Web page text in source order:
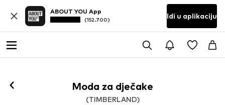
ABOUT YOU App
(152.700) Idi u aplikaciju
Moda za dječake
(TIMBERLAND)